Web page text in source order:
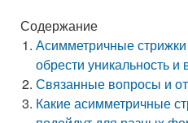
Содержание
Асимметричные
обрести уникальность и
Связанные вопросы и
Какие асимметричные